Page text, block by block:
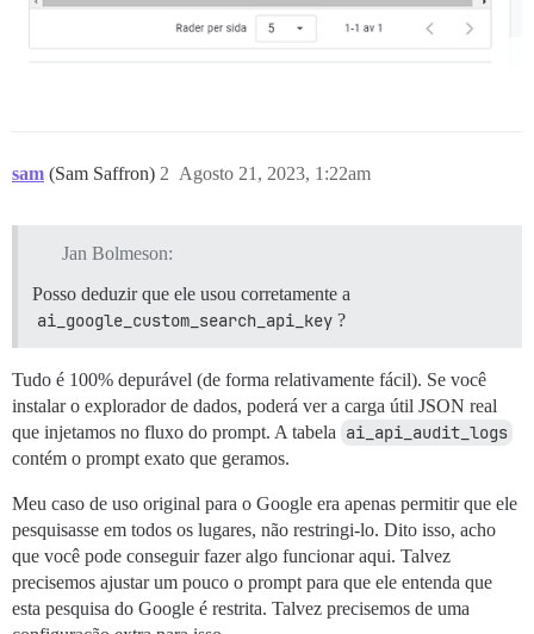
sam (Sam Saffron) Agosto 21, 2023, 1:22am
2
Jan Bolmeson:
Posso deduzir que ele usou corretamente a
ai_google_custom_search_api_key ?
Tudo é 100% depurável (de forma relativamente fácil). Se você
instalar o explorador de dados, poderá ver a carga útil JSON real
que injetamos no fluxo do prompt. A tabela ai_api_audit_logs
contém o prompt exato que geramos.
Meu caso de uso original para o Google era apenas permitir que ele
pesquisasse em todos os lugares, não restringi-lo. Dito isso, acho
que você pode conseguir fazer algo funcionar aqui. Talvez
precisemos ajustar um pouco o prompt para que ele entenda que
esta pesquisa do Google é restrita. Talvez precisemos de uma